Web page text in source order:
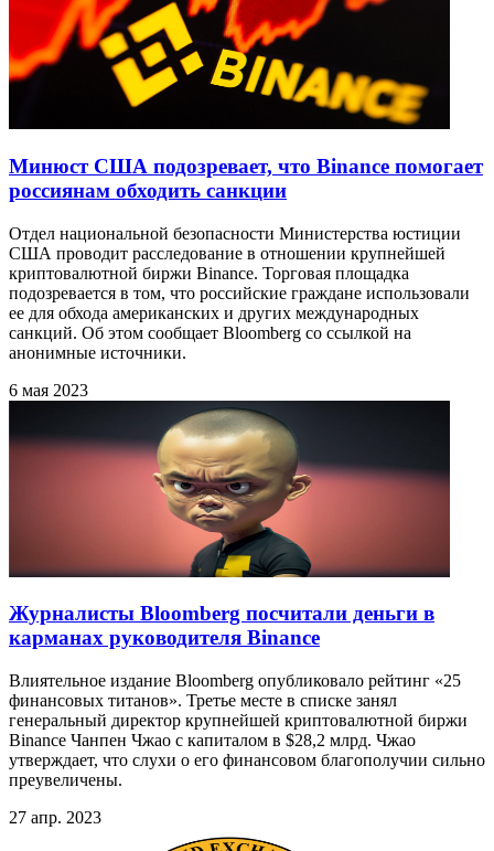
Минюст США подозревает, что Binance помогает
россиянам обходить санкции
Отдел национальной безопасности Министерства юстиции
США проводит расследование в отношении крупнейшей
криптовалютной биржи Binance. Торговая площадка
подозревается в том, что российские граждане использовали
ее для обхода американских и других международных
санкций. Об этом сообщает Bloomberg со ссылкой на
анонимные источники.
6 мая 2023
Журналисты Bloomberg посчитали деньги в
карманах руководителя Binance
Влиятельное издание Bloomberg опубликовало рейтинг «25
финансовых титанов». Третье месте в списке занял
генеральный директор крупнейшей криптовалютной биржи
Binance Чанпен Чжао с капиталом в $28,2 млрд. Чжао
утверждает, что слухи о его финансовом благополучии сильно
преувеличены.
27 апр. 2023